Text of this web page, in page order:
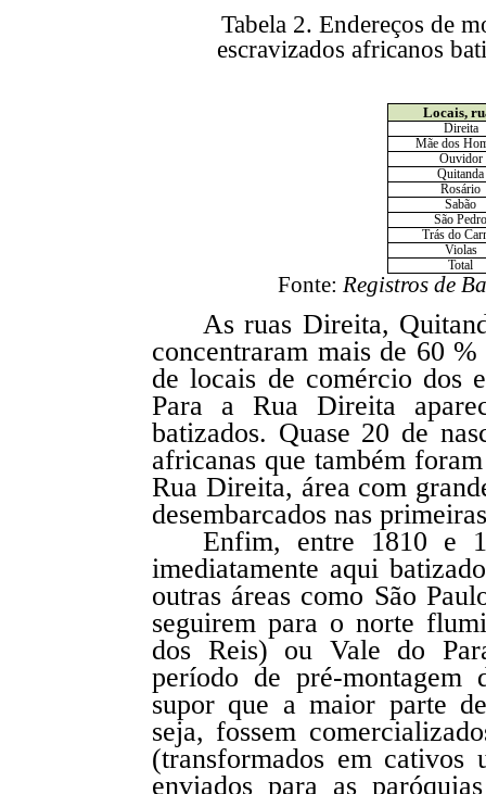
Tabela 2. Endereços de
escravizados africanos
Locais,
Direita
Mãe dos
Ouvidor
Quitanda
Rosário
Sabão
São Pedro
Trás do
Violas
Total
Fonte: Registros de
As ruas Direita,
concentraram mais de 60
de locais de comércio dos
Para a Rua Direita
batizados. Quase 20 de
africanas que também
Rua Direita, área com
desembarcados nas
Enfim, entre 1810 e
imediatamente aqui
outras áreas como São
seguirem para o norte
dos Reis) ou Vale do
período de pré-montagem
supor que a maior parte
seja, fossem
(transformados em cativos
enviados para as